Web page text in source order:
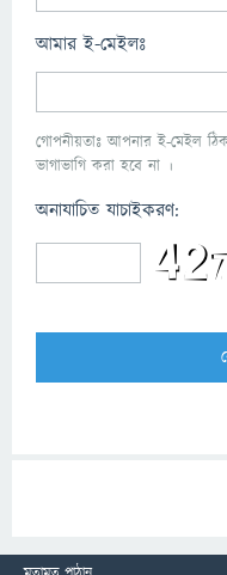
আমার ই-মেইলঃ
গোপনীয়তাঃ আপনার ই-মেইল
ভাগাভাগি করা হবে না ।
অনাযাচিত যাচাইকরণ: